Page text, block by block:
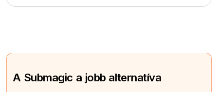
A Submagic a jobb alternatíva